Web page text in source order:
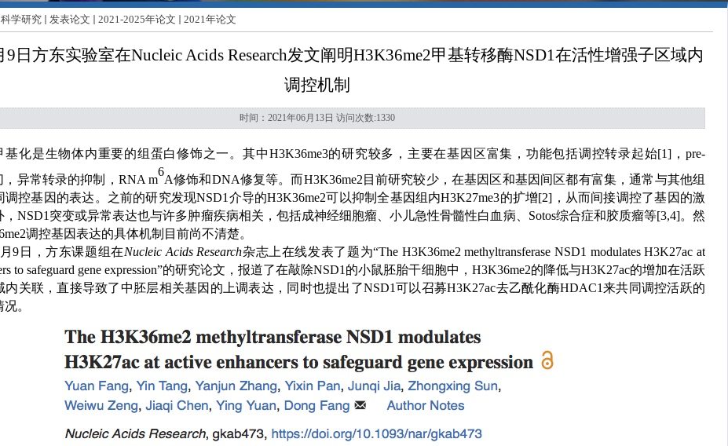
科学研究 发表论文 2021-2025年论文 2021年论文
9日方东实验室在Nucleic Acids Research发文阐明H3K36me2甲基转移酶NSD1在活性增强子区域内
调控机制
时间：2021年06月13日 访问次数:1330
基化是生物体内重要的组蛋白修饰之一。其中H3K36me3的研究较多，主要在基因区富集，功能包括调控转录起始[1] ，pre-
，异常转录的抑制， RNA m
6
A修饰和DNA修复等。而H3K36me2 目前研究较少，在基因区和基因间区都有富集，通常与其他组
调控基因的表达。之前的研究发现NSD1 介导的H3K36me2可以抑制全基因组内H3K27me3的扩增[2] ，从而间接调控了基因的激
NSD1 突变或异常表达也与许多肿瘤疾病相关，包括成神经细胞瘤 、小儿急性骨髓性白血病 Sotos综合症和胶质瘤等[3,4]。然
调控基因表达的具体机制目前尚不清楚。
9日，方东课题组在Nucleic Acids Research杂志上在线发表了题为“The H3K36me2 methyltransferase NSD1 modulates H3K27ac at
to safeguard gene expression”的研究论文，报道了在敲除NSD1 的小鼠胚胎干细胞中， H3K36me2的降低与H3K27ac的增加在活跃
内关联，直接导致了中胚层相关基因的上调表达，同时也提出了NSD1可以召募H3K27ac去乙酰化酶HDAC1来共同调控活跃的
。